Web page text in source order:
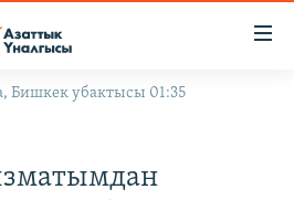
Бишкек убактысы 01:35